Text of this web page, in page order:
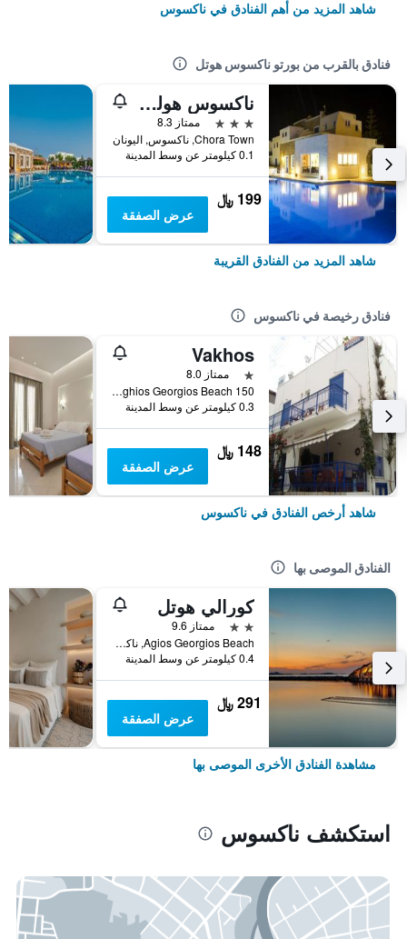
شاهد المزيد من أهم الفنادق في ناكسوس
فنادق بالقرب من بورتو ناكسوس هوتل
ناكسوس هوليدايز
3 نجوم
ممتاز 8.3
Chora Town, ناكسوس, اليونان
0.1 كيلومتر عن وسط المدينة
199 ﷼
عرض الصفقة
شاهد المزيد من الفنادق القريبة
فنادق رخيصة في ناكسوس
Vakhos
نجمة واحدة
ممتاز 8.0
150 Metres From Aghios Georgios Beach, ناكسوس, اليونان
0.3 كيلومتر عن وسط المدينة
148 ﷼
عرض الصفقة
شاهد أرخص الفنادق في ناكسوس
الفنادق الموصى بها
كورالي هوتل
2 نجمتين
ممتاز 9.6
Agios Georgios Beach, ناكسوس, اليونان
0.4 كيلومتر عن وسط المدينة
291 ﷼
عرض الصفقة
مشاهدة الفنادق الأخرى الموصى بها
استكشف ناكسوس